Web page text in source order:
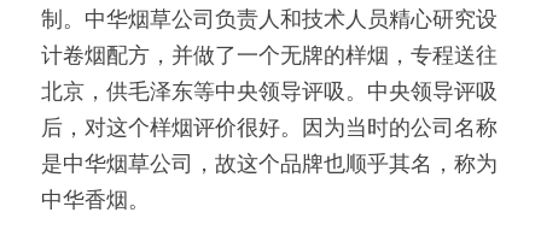
制。中华烟草公司负责人和技术人员精心研究设
计卷烟配方，并做了一个无牌的样烟，专程送往
北京，供毛泽东等中央领导评吸。中央领导评吸
后，对这个样烟评价很好。因为当时的公司名称
是中华烟草公司，故这个品牌也顺乎其名，称为
中华香烟。